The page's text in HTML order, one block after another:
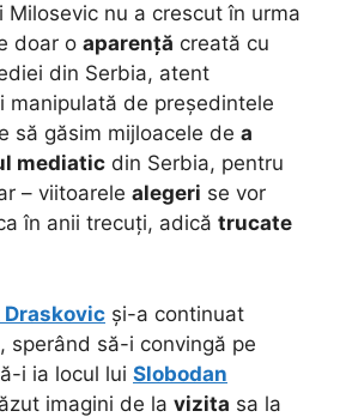
Milosevic nu a crescut în urma
doar o aparență creată cu
din Serbia, atent
manipulată de președintele
să găsim mijloacele de a
mediatic din Serbia, pentru
– viitoarele alegeri se vor
în anii trecuți, adică trucate
Draskovic și-a continuat
sperând să-i convingă pe
i ia locul lui Slobodan
imagini de la vizita sa la